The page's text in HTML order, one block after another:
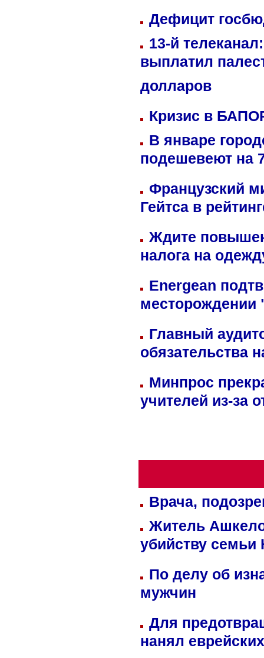
Дефицит
13-й
выплатил
долларов
Кризис в
В январе
подешевеют на
Французский
Гейтса в
Ждите
налога на
Energean
Главный
обязательства
Минпрос
учителей из-за
Врача,
Житель
убийству семьи
По делу об
мужчин
Для
нанял